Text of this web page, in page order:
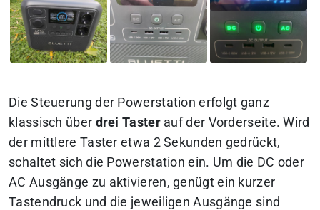
Die Steuerung der Powerstation erfolgt ganz
klassisch über drei Tasterauf der Vorderseite. Wird
der mittlere Taster etwa 2 Sekunden gedrückt,
schaltet sich die Powerstation ein. Um die DC oder
AC Ausgänge zu aktivieren, genügt ein kurzer
Tastendruck und die jeweiligen Ausgänge sind